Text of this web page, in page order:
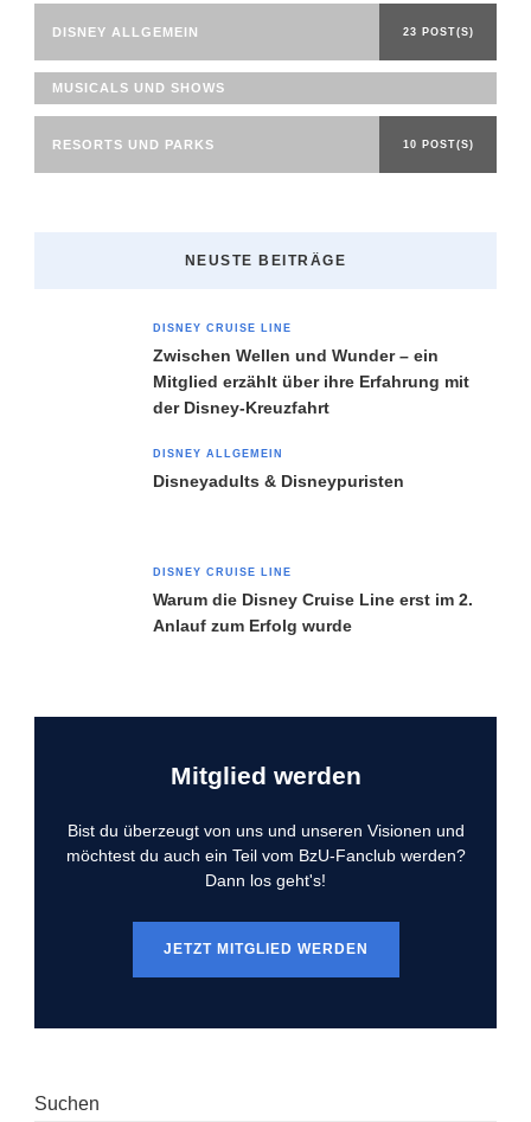
DISNEY ALLGEMEIN 23 POST(S)
MUSICALS UND SHOWS
RESORTS UND PARKS 10 POST(S)
NEUSTE BEITRÄGE
DISNEY CRUISE LINE
Zwischen Wellen und Wunder – ein
Mitglied erzählt über ihre Erfahrung mit
der Disney-Kreuzfahrt
DISNEY ALLGEMEIN
Disneyadults & Disneypuristen
DISNEY CRUISE LINE
Warum die Disney Cruise Line erst im 2.
Anlauf zum Erfolg wurde
Mitglied werden
Bist du überzeugt von uns und unseren Visionen und
möchtest du auch ein Teil vom BzU-Fanclub werden?
Dann los geht's!
JETZT MITGLIED WERDEN
Suchen